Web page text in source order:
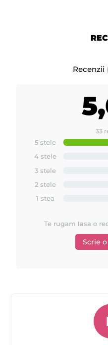
Recenzii
33
5 stele
4 stele
3 stele
2 stele
1 stea
Te rugam lasa o
Scrie